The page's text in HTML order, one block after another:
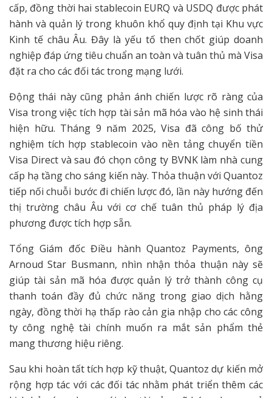
cấp, đồng thời hai stablecoin EURQ và USDQ được phát
hành và quản lý trong khuôn khổ quy định tại Khu vực
Kinh tế châu Âu. Đây là yếu tố then chốt giúp doanh
nghiệp đáp ứng tiêu chuẩn an toàn và tuân thủ mà Visa
đặt ra cho các đối tác trong mạng lưới.
Động thái này cũng phản ánh chiến lược rõ ràng của
Visa trong việc tích hợp tài sản mã hóa vào hệ sinh thái
hiện hữu. Tháng 9 năm 2025, Visa đã công bố thử
nghiệm tích hợp stablecoin vào nền tảng chuyển tiền
Visa Direct và sau đó chọn công ty BVNK làm nhà cung
cấp hạ tầng cho sáng kiến này. Thỏa thuận với Quantoz
tiếp nối chuỗi bước đi chiến lược đó, lần này hướng đến
thị trường châu Âu với cơ chế tuân thủ pháp lý địa
phương được tích hợp sẵn.
Tổng Giám đốc Điều hành Quantoz Payments, ông
Arnoud Star Busmann, nhìn nhận thỏa thuận này sẽ
giúp tài sản mã hóa được quản lý trở thành công cụ
thanh toán đầy đủ chức năng trong giao dịch hằng
ngày, đồng thời hạ thấp rào cản gia nhập cho các công
ty công nghệ tài chính muốn ra mắt sản phẩm thẻ
mang thương hiệu riêng.
Sau khi hoàn tất tích hợp kỹ thuật, Quantoz dự kiến mở
rộng hợp tác với các đối tác nhằm phát triển thêm các